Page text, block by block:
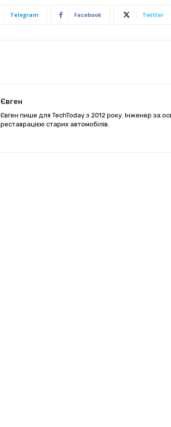
Telegram Facebook Twitter
Євген
Євген пише для TechToday з 2012 року. Інженер за
реставрацією старих автомобілів.